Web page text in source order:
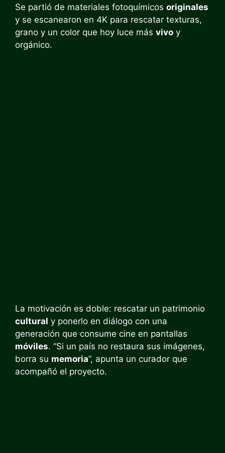
Se partió de materiales fotoquímicos originales
y se escanearon en 4K para rescatar texturas,
grano y un color que hoy luce más vivo y
orgánico.
La motivación es doble: rescatar un patrimonio
cultural y ponerlo en diálogo con una
generación que consume cine en pantallas
móviles. “Si un país no restaura sus imágenes,
borra su memoria”, apunta un curador que
acompañó el proyecto.